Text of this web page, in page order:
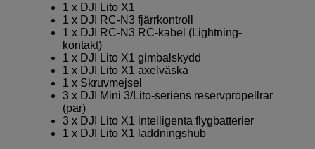
1 x DJI Lito X1
1 x DJI RC-N3 fjärrkontroll
1 x DJI RC-N3 RC-kabel (Lightning-
kontakt)
1 x DJI Lito X1 gimbalskydd
1 x DJI Lito X1 axelväska
1 x Skruvmejsel
3 x DJI Mini 3/Lito-seriens reservpropellrar
(par)
3 x DJI Lito X1 intelligenta flygbatterier
1 x DJI Lito X1 laddningshub